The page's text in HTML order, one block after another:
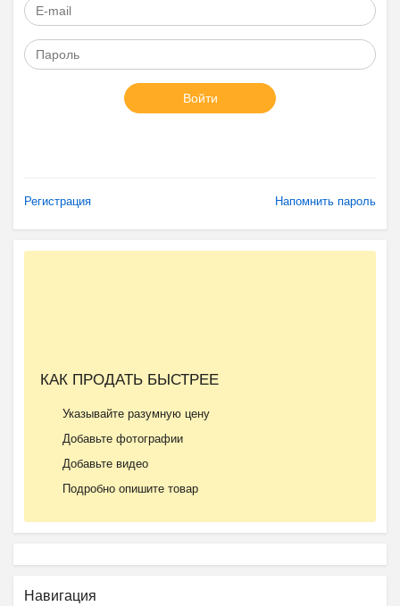
Войти
Регистрация Напомнить пароль
КАК ПРОДАТЬ БЫСТРЕЕ
Указывайте разумную цену
Добавьте фотографии
Добавьте видео
Подробно опишите товар
Навигация